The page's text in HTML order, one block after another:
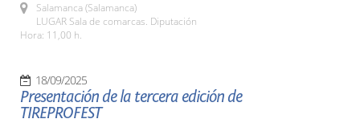
Salamanca (Salamanca)
LUGAR Sala de comarcas. Diputación
Hora: 11,00 h.
18/09/2025
Presentación de la tercera edición de
TIREPROFEST